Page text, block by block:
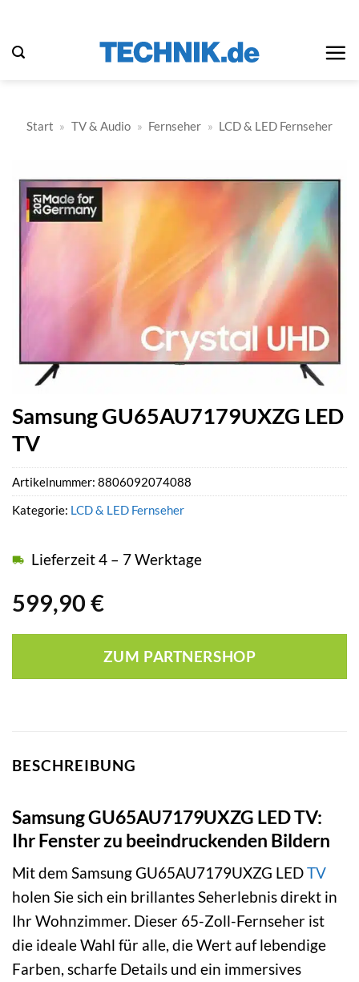
springen
Start » TV & Audio » Fernseher » LCD & LED Fernseher
Samsung GU65AU7179UXZG LED
TV
599,90 €
Lieferzeit 4 – 7 Werktage
ZUM PARTNERSHOP
Artikelnummer: 8806092074088
Kategorie: LCD & LED Fernseher
BESCHREIBUNG
Samsung GU65AU7179UXZG LED TV:
Ihr Fenster zu beeindruckenden Bildern
Mit dem Samsung GU65AU7179UXZG LEDTV
holen Sie sich ein brillantes Seherlebnis direkt in
Ihr Wohnzimmer. Dieser 65-Zoll-Fernseher ist
die ideale Wahl für alle, die Wert auf lebendige
Farben, scharfe Details und ein immersives